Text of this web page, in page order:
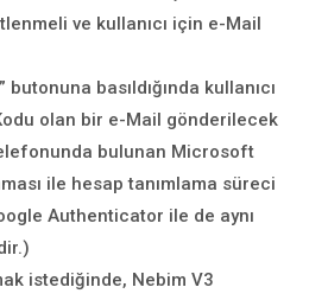
ve kullanıcı için e-Mail
butonuna basıldığında kullanıcı
olan bir e-Mail gönderilecek
bulunan Microsoft
ile hesap tanımlama süreci
Authenticator ile de aynı
istediğinde, Nebim V3